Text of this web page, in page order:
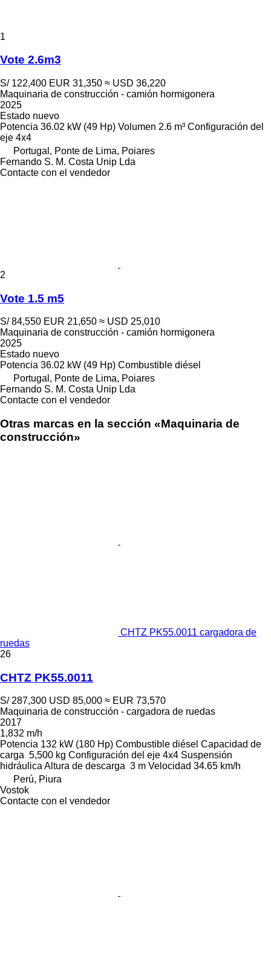
1
Vote 2.6m3
S/ 122,400 EUR 31,350 ≈ USD 36,220
Maquinaria de construcción - camión hormigonera
2025
Estado nuevo
Potencia 36.02 kW (49 Hp) Volumen 2.6 m³ Configuración del
eje 4x4
Portugal, Ponte de Lima, Poiares
Fernando S. M. Costa Unip Lda
Contacte con el vendedor
2
Vote 1.5 m5
S/ 84,550 EUR 21,650 ≈ USD 25,010
Maquinaria de construcción - camión hormigonera
2025
Estado nuevo
Potencia 36.02 kW (49 Hp) Combustible diésel
Portugal, Ponte de Lima, Poiares
Fernando S. M. Costa Unip Lda
Contacte con el vendedor
Otras marcas en la sección «Maquinaria de
construcción»
CHTZ PK55.0011 cargadora de
ruedas
26
CHTZ PK55.0011
S/ 287,300 USD 85,000 ≈ EUR 73,570
Maquinaria de construcción - cargadora de ruedas
2017
1,832 m/h
Potencia 132 kW (180 Hp) Combustible diésel Capacidad de
carga 5,500 kg Configuración del eje 4x4 Suspensión
hidráulica Altura de descarga 3 m Velocidad 34.65 km/h
Perú, Piura
Vostok
Contacte con el vendedor